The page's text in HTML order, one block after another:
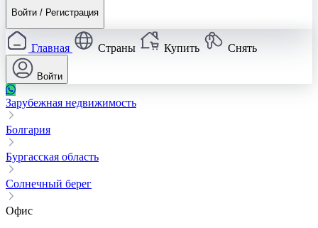
Войти / Регистрация
Главная Страны Купить Снять
Войти
Зарубежная недвижимость
Болгария
Бургасская область
Солнечный берег
Офис